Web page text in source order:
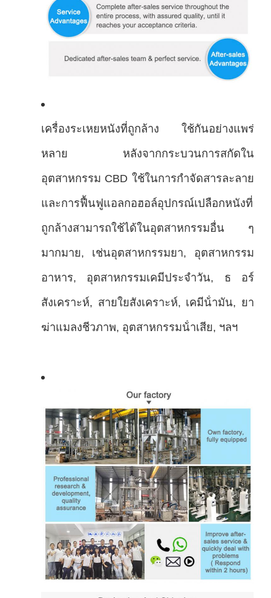
เครื่องระเหยหนังที่ถูกล้าง ใช้กันอย่างแพร่
หลาย หลังจากกระบวนการสกัดใน
อุตสาหกรรม CBD ใช้ในการกําจัดสารละลาย
และการฟื้นฟูแอลกอฮอล์อุปกรณ์เปลือกหนังที่
ถูกล้างสามารถใช้ได้ในอุตสาหกรรมอื่น ๆ
มากมาย, เช่นอุตสาหกรรมยา, อุตสาหกรรม
อาหาร, อุตสาหกรรมเคมีประจําวัน, ธ อร์
สังเคราะห์, สายใยสังเคราะห์, เคมีน้ํามัน, ยา
ฆ่าแมลงชีวภาพ, อุตสาหกรรมน้ําเสีย, ฯลฯ